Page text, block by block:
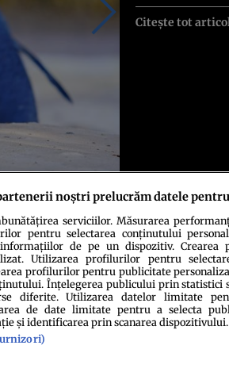
Citește tot
Echipa redacțională
noștri prelucrăm datele
serviciilor. Măsurarea
pentru selectarea conținutului
informațiilor de pe un dispozitiv. Crearea
Utilizarea profilurilor pentru
profilurilor pentru publicitate
Înțelegerea publicului prin statistici
diferite. Utilizarea datelor limitate
de date limitate pentru a selecta
și identificarea prin scanarea dispozitivului.